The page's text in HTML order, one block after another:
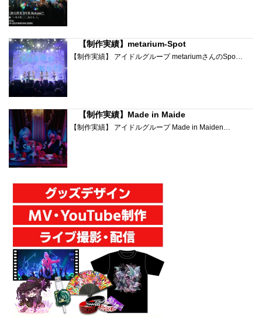
【制作実績】metarium-Spot
【制作実績】 アイドルグループ metariumさんのSpo…
【制作実績】Made in Maide
【制作実績】 アイドルグループ Made in Maiden…